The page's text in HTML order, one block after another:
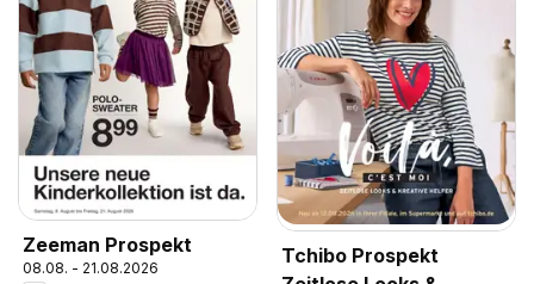
Zeeman Prospekt
08.08. - 21.08.2026
Tchibo Prospekt